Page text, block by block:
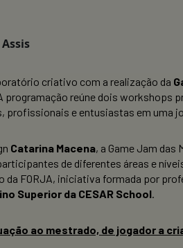
criativo com a realização da
reúne dois workshops
profissionais e entusiastas em uma
Catarina Macena, a Game Jam
de diferentes áreas e
da FORJA, iniciativa formada por
Superior da CESAR School.
ao mestrado, de jogador a